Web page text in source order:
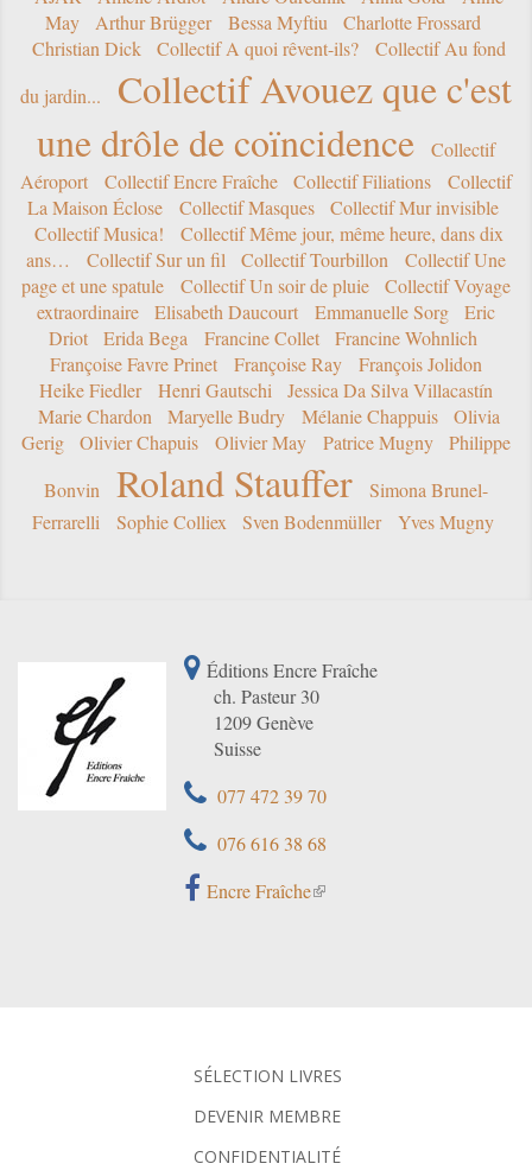
May
Arthur Brügger Bessa Myftiu
Charlotte Frossard
Christian Dick
Collectif A quoi rêvent-ils?
Collectif Au fond
du jardin...
Collectif Avouez que c'est
une drôle de coïncidence
Collectif
Aéroport
Collectif Encre Fraîche Collectif Filiations
Collectif
La Maison Éclose
Collectif Masques
Collectif Mur invisible
Collectif Musica!
Collectif Même jour, même heure, dans dix
ans…
Collectif Sur un fil Collectif Tourbillon
Collectif Une
page et une spatule
Collectif Un soir de pluie
Collectif Voyage
extraordinaire
Elisabeth Daucourt Emmanuelle Sorg
Eric
Driot
Erida Bega Francine Collet
Francine Wohnlich
Françoise Favre Prinet
Françoise Ray
François Jolidon
Heike Fiedler
Henri Gautschi
Jessica Da Silva Villacastín
Marie Chardon
Maryelle Budry Mélanie Chappuis
Olivia
Gerig
Olivier Chapuis Olivier May Patrice Mugny
Philippe
Bonvin
Roland Stauffer
Simona Brunel-
Ferrarelli
Sophie Colliex Sven Bodenmüller Yves Mugny
Éditions Encre Fraîche
ch. Pasteur 30
1209 Genève
Suisse
077 472 39 70
076 616 38 68
Encre Fraîche
SÉLECTION LIVRES
DEVENIR MEMBRE
CONFIDENTIALITÉ